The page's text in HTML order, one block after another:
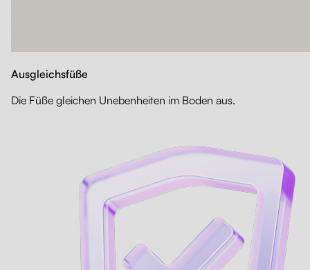
Ausgleichsfüße
Die Füße gleichen Unebenheiten im Boden aus.